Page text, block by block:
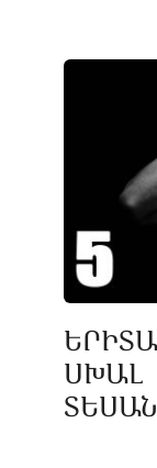
ՍԽԱԼ